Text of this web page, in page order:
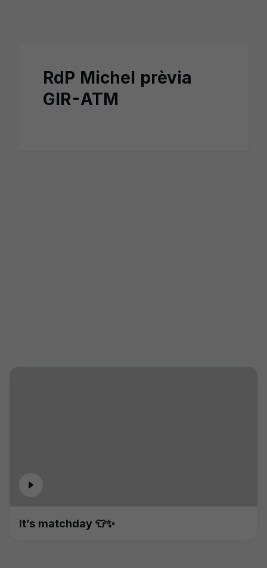
RdP Michel prèvia
GIR-ATM
It’s matchday 👕✨